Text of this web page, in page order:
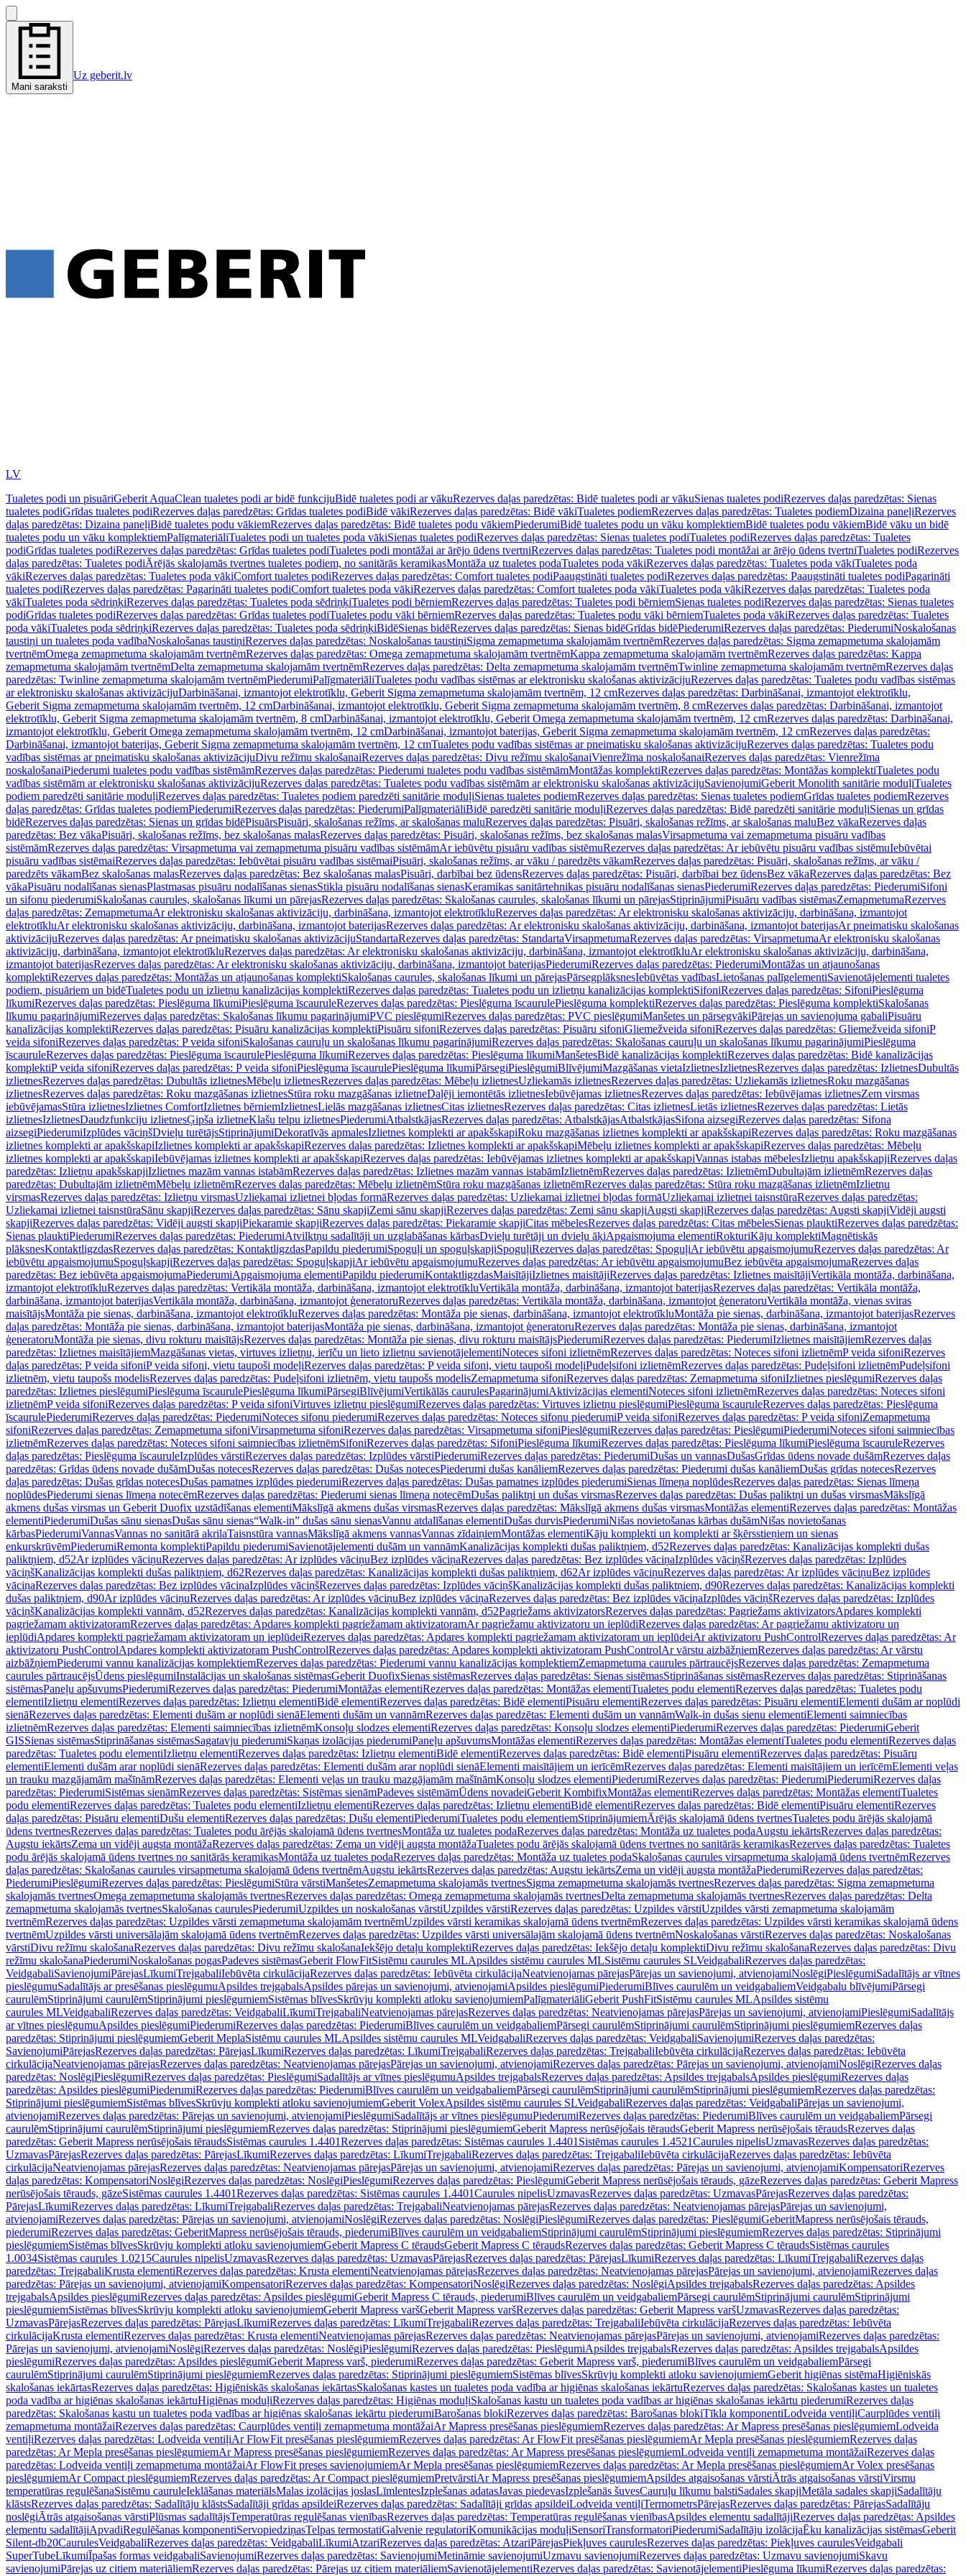
Mani saraksti
Uz geberit.lv
LV
Tualetes podi un pisuāriGeberit AquaClean tualetes podi ar bidē funkcijuBidē tualetes podi ar vākuRezerves daļas paredzētas: Bidē tualetes podi ar vākuSienas tualetes podiRezerves daļas paredzētas: Sienas
tualetes podiGrīdas tualetes podiRezerves daļas paredzētas: Grīdas tualetes podiBidē vākiRezerves daļas paredzētas: Bidē vākiTualetes podiemRezerves daļas paredzētas: Tualetes podiemDizaina paneļiRezerves
daļas paredzētas: Dizaina paneļiBidē tualetes podu vākiemRezerves daļas paredzētas: Bidē tualetes podu vākiemPiederumiBidē tualetes podu un vāku komplektiemBidē tualetes podu vākiemBidē vāku un bidē
tualetes podu un vāku komplektiemPalīgmateriāliTualetes podi un tualetes poda vākiSienas tualetes podiRezerves daļas paredzētas: Sienas tualetes podiTualetes podiRezerves daļas paredzētas: Tualetes
podiGrīdas tualetes podiRezerves daļas paredzētas: Grīdas tualetes podiTualetes podi montāžai ar ārējo ūdens tvertniRezerves daļas paredzētas: Tualetes podi montāžai ar ārējo ūdens tvertniTualetes podiRezerves
daļas paredzētas: Tualetes podiĀrējās skalojamās tvertnes tualetes podiem, no sanitārās keramikasMontāža uz tualetes podaTualetes poda vākiRezerves daļas paredzētas: Tualetes poda vākiTualetes poda
vākiRezerves daļas paredzētas: Tualetes poda vākiComfort tualetes podiRezerves daļas paredzētas: Comfort tualetes podiPaaugstināti tualetes podiRezerves daļas paredzētas: Paaugstināti tualetes podiPagarināti
tualetes podiRezerves daļas paredzētas: Pagarināti tualetes podiComfort tualetes poda vākiRezerves daļas paredzētas: Comfort tualetes poda vākiTualetes poda vākiRezerves daļas paredzētas: Tualetes poda
vākiTualetes poda sēdriņķiRezerves daļas paredzētas: Tualetes poda sēdriņķiTualetes podi bērniemRezerves daļas paredzētas: Tualetes podi bērniemSienas tualetes podiRezerves daļas paredzētas: Sienas tualetes
podiGrīdas tualetes podiRezerves daļas paredzētas: Grīdas tualetes podiTualetes podu vāki bērniemRezerves daļas paredzētas: Tualetes podu vāki bērniemTualetes poda vākiRezerves daļas paredzētas: Tualetes
poda vākiTualetes poda sēdriņķiRezerves daļas paredzētas: Tualetes poda sēdriņķiBidēSienas bidēRezerves daļas paredzētas: Sienas bidēGrīdas bidēPiederumiRezerves daļas paredzētas: PiederumiNoskalošanas
taustiņi un tualetes poda vadībaNoskalošanas taustiņiRezerves daļas paredzētas: Noskalošanas taustiņiSigma zemapmetuma skalojamām tvertnēmRezerves daļas paredzētas: Sigma zemapmetuma skalojamām
tvertnēmOmega zemapmetuma skalojamām tvertnēmRezerves daļas paredzētas: Omega zemapmetuma skalojamām tvertnēmKappa zemapmetuma skalojamām tvertnēmRezerves daļas paredzētas: Kappa
zemapmetuma skalojamām tvertnēmDelta zemapmetuma skalojamām tvertnēmRezerves daļas paredzētas: Delta zemapmetuma skalojamām tvertnēmTwinline zemapmetuma skalojamām tvertnēmRezerves daļas
paredzētas: Twinline zemapmetuma skalojamām tvertnēmPiederumiPalīgmateriāliTualetes podu vadības sistēmas ar elektronisku skalošanas aktivizācijuRezerves daļas paredzētas: Tualetes podu vadības sistēmas
ar elektronisku skalošanas aktivizācijuDarbināšanai, izmantojot elektrotīklu, Geberit Sigma zemapmetuma skalojamām tvertnēm, 12 cmRezerves daļas paredzētas: Darbināšanai, izmantojot elektrotīklu,
Geberit Sigma zemapmetuma skalojamām tvertnēm, 12 cmDarbināšanai, izmantojot elektrotīklu, Geberit Sigma zemapmetuma skalojamām tvertnēm, 8 cmRezerves daļas paredzētas: Darbināšanai, izmantojot
elektrotīklu, Geberit Sigma zemapmetuma skalojamām tvertnēm, 8 cmDarbināšanai, izmantojot elektrotīklu, Geberit Omega zemapmetuma skalojamām tvertnēm, 12 cmRezerves daļas paredzētas: Darbināšanai,
izmantojot elektrotīklu, Geberit Omega zemapmetuma skalojamām tvertnēm, 12 cmDarbināšanai, izmantojot baterijas, Geberit Sigma zemapmetuma skalojamām tvertnēm, 12 cmRezerves daļas paredzētas:
Darbināšanai, izmantojot baterijas, Geberit Sigma zemapmetuma skalojamām tvertnēm, 12 cmTualetes podu vadības sistēmas ar pneimatisku skalošanas aktivizācijuRezerves daļas paredzētas: Tualetes podu
vadības sistēmas ar pneimatisku skalošanas aktivizācijuDivu režīmu skalošanaiRezerves daļas paredzētas: Divu režīmu skalošanaiVienrežīma noskalošanaiRezerves daļas paredzētas: Vienrežīma
noskalošanaiPiederumi tualetes podu vadības sistēmāmRezerves daļas paredzētas: Piederumi tualetes podu vadības sistēmāmMontāžas komplektiRezerves daļas paredzētas: Montāžas komplektiTualetes podu
vadības sistēmām ar elektronisku skalošanas aktivizācijuRezerves daļas paredzētas: Tualetes podu vadības sistēmām ar elektronisku skalošanas aktivizācijuSavienojumiGeberit Monolith sanitārie moduļiTualetes
podiem paredzēti sanitārie moduļiRezerves daļas paredzētas: Tualetes podiem paredzēti sanitārie moduļiSienas tualetes podiemRezerves daļas paredzētas: Sienas tualetes podiemGrīdas tualetes podiemRezerves
daļas paredzētas: Grīdas tualetes podiemPiederumiRezerves daļas paredzētas: PiederumiPalīgmateriāliBidē paredzēti sanitārie moduļiRezerves daļas paredzētas: Bidē paredzēti sanitārie moduļiSienas un grīdas
bidēRezerves daļas paredzētas: Sienas un grīdas bidēPisuārsPisuāri, skalošanas režīms, ar skalošanas maluRezerves daļas paredzētas: Pisuāri, skalošanas režīms, ar skalošanas maluBez vākaRezerves daļas
paredzētas: Bez vākaPisuāri, skalošanas režīms, bez skalošanas malasRezerves daļas paredzētas: Pisuāri, skalošanas režīms, bez skalošanas malasVirsapmetuma vai zemapmetuma pisuāru vadības
sistēmāmRezerves daļas paredzētas: Virsapmetuma vai zemapmetuma pisuāru vadības sistēmāmAr iebūvētu pisuāru vadības sistēmuRezerves daļas paredzētas: Ar iebūvētu pisuāru vadības sistēmuIebūvētai
pisuāru vadības sistēmaiRezerves daļas paredzētas: Iebūvētai pisuāru vadības sistēmaiPisuāri, skalošanas režīms, ar vāku / paredzēts vākamRezerves daļas paredzētas: Pisuāri, skalošanas režīms, ar vāku /
paredzēts vākamBez skalošanas malasRezerves daļas paredzētas: Bez skalošanas malasPisuāri, darbībai bez ūdensRezerves daļas paredzētas: Pisuāri, darbībai bez ūdensBez vākaRezerves daļas paredzētas: Bez
vākaPisuāru nodalīšanas sienasPlastmasas pisuāru nodalīšanas sienasStikla pisuāru nodalīšanas sienasKeramikas sanitārtehnikas pisuāru nodalīšanas sienasPiederumiRezerves daļas paredzētas: PiederumiSifoni
un sifonu piederumiSkalošanas caurules, skalošanas līkumi un pārejasRezerves daļas paredzētas: Skalošanas caurules, skalošanas līkumi un pārejasStiprinājumiPisuāru vadības sistēmasZemapmetumaRezerves
daļas paredzētas: ZemapmetumaAr elektronisku skalošanas aktivizāciju, darbināšana, izmantojot elektrotīkluRezerves daļas paredzētas: Ar elektronisku skalošanas aktivizāciju, darbināšana, izmantojot
elektrotīkluAr elektronisku skalošanas aktivizāciju, darbināšana, izmantojot baterijasRezerves daļas paredzētas: Ar elektronisku skalošanas aktivizāciju, darbināšana, izmantojot baterijasAr pneimatisku skalošanas
aktivizācijuRezerves daļas paredzētas: Ar pneimatisku skalošanas aktivizācijuStandartaRezerves daļas paredzētas: StandartaVirsapmetumaRezerves daļas paredzētas: VirsapmetumaAr elektronisku skalošanas
aktivizāciju, darbināšana, izmantojot elektrotīkluRezerves daļas paredzētas: Ar elektronisku skalošanas aktivizāciju, darbināšana, izmantojot elektrotīkluAr elektronisku skalošanas aktivizāciju, darbināšana,
izmantojot baterijasRezerves daļas paredzētas: Ar elektronisku skalošanas aktivizāciju, darbināšana, izmantojot baterijasPiederumiRezerves daļas paredzētas: PiederumiMontāžas un atjaunošanas
komplektiRezerves daļas paredzētas: Montāžas un atjaunošanas komplektiSkalošanas caurules, skalošanas līkumi un pārejasPārsegplāksnesIebūvētas vadībasLietošanas palīgelementiSavienotājelementi tualetes
podiem, pisuāriem un bidēTualetes podu un izlietņu kanalizācijas komplektiRezerves daļas paredzētas: Tualetes podu un izlietņu kanalizācijas komplektiSifoniRezerves daļas paredzētas: SifoniPieslēguma
līkumiRezerves daļas paredzētas: Pieslēguma līkumiPieslēguma īscauruleRezerves daļas paredzētas: Pieslēguma īscaurulePieslēguma komplektiRezerves daļas paredzētas: Pieslēguma komplektiSkalošanas
līkumu pagarinājumiRezerves daļas paredzētas: Skalošanas līkumu pagarinājumiPVC pieslēgumiRezerves daļas paredzētas: PVC pieslēgumiManšetes un pārsegvākiPārejas un savienojuma gabaliPisuāru
kanalizācijas komplektiRezerves daļas paredzētas: Pisuāru kanalizācijas komplektiPisuāru sifoniRezerves daļas paredzētas: Pisuāru sifoniGliemežveida sifoniRezerves daļas paredzētas: Gliemežveida sifoniP
veida sifoniRezerves daļas paredzētas: P veida sifoniSkalošanas cauruļu un skalošanas līkumu pagarinājumiRezerves daļas paredzētas: Skalošanas cauruļu un skalošanas līkumu pagarinājumiPieslēguma
īscauruleRezerves daļas paredzētas: Pieslēguma īscaurulePieslēguma līkumiRezerves daļas paredzētas: Pieslēguma līkumiManšetesBidē kanalizācijas komplektiRezerves daļas paredzētas: Bidē kanalizācijas
komplektiP veida sifoniRezerves daļas paredzētas: P veida sifoniPieslēguma īscaurulePieslēguma līkumiPārsegiPieslēgumiBlīvējumiMazgāšanas vietaIzlietnesIzlietnesRezerves daļas paredzētas: IzlietnesDubultās
izlietnesRezerves daļas paredzētas: Dubultās izlietnesMēbeļu izlietnesRezerves daļas paredzētas: Mēbeļu izlietnesUzliekamās izlietnesRezerves daļas paredzētas: Uzliekamās izlietnesRoku mazgāšanas
izlietnesRezerves daļas paredzētas: Roku mazgāšanas izlietnesStūra roku mazgāšanas izlietneDaļēji iemontētās izlietnesIebūvējamas izlietnesRezerves daļas paredzētas: Iebūvējamas izlietnesZem virsmas
iebūvējamasStūra izlietnesIzlietnes ComfortIzlietnes bērniemIzlietnesLielās mazgāšanas izlietnesCitas izlietnesRezerves daļas paredzētas: Citas izlietnesLietās izlietnesRezerves daļas paredzētas: Lietās
izlietnesIzlietnesDaudzfunkciju izlietnesĢipša izlietneKlašu telpu izlietnesPiederumiAtbalstkājasRezerves daļas paredzētas: AtbalstkājasAtbalstkājasSifona aizsegiRezerves daļas paredzētas: Sifona
aizsegiPiederumiIzplūdes vāciņšDvieļu turētājsStiprinājumiDekoratīvās apmalesIzlietnes komplekti ar apakšskapiRoku mazgāšanas izlietnes komplekti ar apakšskapiRezerves daļas paredzētas: Roku mazgāšanas
izlietnes komplekti ar apakšskapiIzlietnes komplekti ar apakšskapiRezerves daļas paredzētas: Izlietnes komplekti ar apakšskapiMēbeļu izlietnes komplekti ar apakšskapiRezerves daļas paredzētas: Mēbeļu
izlietnes komplekti ar apakšskapiIebūvējamas izlietnes komplekti ar apakšskapiRezerves daļas paredzētas: Iebūvējamas izlietnes komplekti ar apakšskapiVannas istabas mēbelesIzlietņu apakšskapjiRezerves daļas
paredzētas: Izlietņu apakšskapjiIzlietnes mazām vannas istabāmRezerves daļas paredzētas: Izlietnes mazām vannas istabāmIzlietnēmRezerves daļas paredzētas: IzlietnēmDubultajām izlietnēmRezerves daļas
paredzētas: Dubultajām izlietnēmMēbeļu izlietnēmRezerves daļas paredzētas: Mēbeļu izlietnēmStūra roku mazgāšanas izlietnēmRezerves daļas paredzētas: Stūra roku mazgāšanas izlietnēmIzlietņu
virsmasRezerves daļas paredzētas: Izlietņu virsmasUzliekamai izlietnei bļodas formāRezerves daļas paredzētas: Uzliekamai izlietnei bļodas formāUzliekamai izlietnei taisnstūraRezerves daļas paredzētas:
Uzliekamai izlietnei taisnstūraSānu skapjiRezerves daļas paredzētas: Sānu skapjiZemi sānu skapjiRezerves daļas paredzētas: Zemi sānu skapjiAugsti skapjiRezerves daļas paredzētas: Augsti skapjiVidēji augsti
skapjiRezerves daļas paredzētas: Vidēji augsti skapjiPiekaramie skapjiRezerves daļas paredzētas: Piekaramie skapjiCitas mēbelesRezerves daļas paredzētas: Citas mēbelesSienas plauktiRezerves daļas paredzētas:
Sienas plauktiPiederumiRezerves daļas paredzētas: PiederumiAtvilktņu sadalītāji un uzglabāšanas kārbasDvieļu turētāji un dvieļu āķiApgaismojuma elementiRokturiKāju komplektiMagnētiskās
plāksnesKontaktligzdasRezerves daļas paredzētas: KontaktligzdasPapildu piederumiSpoguļi un spoguļskapjiSpoguļiRezerves daļas paredzētas: SpoguļiAr iebūvētu apgaismojumuRezerves daļas paredzētas: Ar
iebūvētu apgaismojumuSpoguļskapjiRezerves daļas paredzētas: SpoguļskapjiAr iebūvētu apgaismojumuRezerves daļas paredzētas: Ar iebūvētu apgaismojumuBez iebūvēta apgaismojumaRezerves daļas
paredzētas: Bez iebūvēta apgaismojumaPiederumiApgaismojuma elementiPapildu piederumiKontaktligzdasMaisītājiIzlietnes maisītājiRezerves daļas paredzētas: Izlietnes maisītājiVertikāla montāža, darbināšana,
izmantojot elektrotīkluRezerves daļas paredzētas: Vertikāla montāža, darbināšana, izmantojot elektrotīkluVertikāla montāža, darbināšana, izmantojot baterijasRezerves daļas paredzētas: Vertikāla montāža,
darbināšana, izmantojot baterijasVertikāla montāža, darbināšana, izmantojot ģeneratoruRezerves daļas paredzētas: Vertikāla montāža, darbināšana, izmantojot ģeneratoruVertikāla montāža, vienas sviras
maisītājsMontāža pie sienas, darbināšana, izmantojot elektrotīkluRezerves daļas paredzētas: Montāža pie sienas, darbināšana, izmantojot elektrotīkluMontāža pie sienas, darbināšana, izmantojot baterijasRezerves
daļas paredzētas: Montāža pie sienas, darbināšana, izmantojot baterijasMontāža pie sienas, darbināšana, izmantojot ģeneratoruRezerves daļas paredzētas: Montāža pie sienas, darbināšana, izmantojot
ģeneratoruMontāža pie sienas, divu rokturu maisītājsRezerves daļas paredzētas: Montāža pie sienas, divu rokturu maisītājsPiederumiRezerves daļas paredzētas: PiederumiIzlietnes maisītājiemRezerves daļas
paredzētas: Izlietnes maisītājiemMazgāšanas vietas, virtuves izlietņu, ierīču un lieto izlietņu savienotājelementiNoteces sifoni izlietnēmRezerves daļas paredzētas: Noteces sifoni izlietnēmP veida sifoniRezerves
daļas paredzētas: P veida sifoniP veida sifoni, vietu taupoši modeļiRezerves daļas paredzētas: P veida sifoni, vietu taupoši modeļiPudeļsifoni izlietnēmRezerves daļas paredzētas: Pudeļsifoni izlietnēmPudeļsifoni
izlietnēm, vietu taupošs modelisRezerves daļas paredzētas: Pudeļsifoni izlietnēm, vietu taupošs modelisZemapmetuma sifoniRezerves daļas paredzētas: Zemapmetuma sifoniIzlietnes pieslēgumiRezerves daļas
paredzētas: Izlietnes pieslēgumiPieslēguma īscaurulePieslēguma līkumiPārsegiBlīvējumiVertikālās caurulesPagarinājumiAktivizācijas elementiNoteces sifoni izlietnēmRezerves daļas paredzētas: Noteces sifoni
izlietnēmP veida sifoniRezerves daļas paredzētas: P veida sifoniVirtuves izlietņu pieslēgumiRezerves daļas paredzētas: Virtuves izlietņu pieslēgumiPieslēguma īscauruleRezerves daļas paredzētas: Pieslēguma
īscaurulePiederumiRezerves daļas paredzētas: PiederumiNoteces sifonu piederumiRezerves daļas paredzētas: Noteces sifonu piederumiP veida sifoniRezerves daļas paredzētas: P veida sifoniZemapmetuma
sifoniRezerves daļas paredzētas: Zemapmetuma sifoniVirsapmetuma sifoniRezerves daļas paredzētas: Virsapmetuma sifoniPieslēgumiRezerves daļas paredzētas: PieslēgumiPiederumiNoteces sifoni saimniecības
izlietnēmRezerves daļas paredzētas: Noteces sifoni saimniecības izlietnēmSifoniRezerves daļas paredzētas: SifoniPieslēguma līkumiRezerves daļas paredzētas: Pieslēguma līkumiPieslēguma īscauruleRezerves
daļas paredzētas: Pieslēguma īscauruleIzplūdes vārstiRezerves daļas paredzētas: Izplūdes vārstiPiederumiRezerves daļas paredzētas: PiederumiDušas un vannasDušasGrīdas ūdens novade dušāmRezerves daļas
paredzētas: Grīdas ūdens novade dušāmDušas notecesRezerves daļas paredzētas: Dušas notecesPiederumi dušas kanāliemRezerves daļas paredzētas: Piederumi dušas kanāliemDušas grīdas notecesRezerves
daļas paredzētas: Dušas grīdas notecesDušas pamatnes izplūdes piederumiRezerves daļas paredzētas: Dušas pamatnes izplūdes piederumiSienas līmeņa noplūdesRezerves daļas paredzētas: Sienas līmeņa
noplūdesPiederumi sienas līmeņa notecēmRezerves daļas paredzētas: Piederumi sienas līmeņa notecēmDušas paliktņi un dušas virsmasRezerves daļas paredzētas: Dušas paliktņi un dušas virsmasMākslīgā
akmens dušas virsmas un Geberit Duofix uzstādīšanas elementiMākslīgā akmens dušas virsmasRezerves daļas paredzētas: Mākslīgā akmens dušas virsmasMontāžas elementiRezerves daļas paredzētas: Montāžas
elementiPiederumiDušas sānu sienasDušas sānu sienas“Walk-in” dušas sānu sienasVannu atdalīšanas elementiDušas durvisPiederumiNišas novietošanas kārbas dušāmNišas novietošanas
kārbasPiederumiVannasVannas no sanitārā akrilaTaisnstūra vannasMākslīgā akmens vannasVannas zīdaiņiemMontāžas elementiKāju komplekti un komplekti ar šķērsstieņiem un sienas
enkurskrūvēmPiederumiRemonta komplektiPapildu piederumiSavienotājelementi dušām un vannāmKanalizācijas komplekti dušas paliktņiem, d52Rezerves daļas paredzētas: Kanalizācijas komplekti dušas
paliktņiem, d52Ar izplūdes vāciņuRezerves daļas paredzētas: Ar izplūdes vāciņuBez izplūdes vāciņaRezerves daļas paredzētas: Bez izplūdes vāciņaIzplūdes vāciņšRezerves daļas paredzētas: Izplūdes
vāciņšKanalizācijas komplekti dušas paliktņiem, d62Rezerves daļas paredzētas: Kanalizācijas komplekti dušas paliktņiem, d62Ar izplūdes vāciņuRezerves daļas paredzētas: Ar izplūdes vāciņuBez izplūdes
vāciņaRezerves daļas paredzētas: Bez izplūdes vāciņaIzplūdes vāciņšRezerves daļas paredzētas: Izplūdes vāciņšKanalizācijas komplekti dušas paliktņiem, d90Rezerves daļas paredzētas: Kanalizācijas komplekti
dušas paliktņiem, d90Ar izplūdes vāciņuRezerves daļas paredzētas: Ar izplūdes vāciņuBez izplūdes vāciņaRezerves daļas paredzētas: Bez izplūdes vāciņaIzplūdes vāciņšRezerves daļas paredzētas: Izplūdes
vāciņšKanalizācijas komplekti vannām, d52Rezerves daļas paredzētas: Kanalizācijas komplekti vannām, d52Pagriežams aktivizatorsRezerves daļas paredzētas: Pagriežams aktivizatorsApdares komplekti
pagriežamam aktivizatoramRezerves daļas paredzētas: Apdares komplekti pagriežamam aktivizatoramAr pagriežamu aktivizatoru un ieplūdiRezerves daļas paredzētas: Ar pagriežamu aktivizatoru un
ieplūdiApdares komplekti pagriežamam aktivizatoram un ieplūdeiRezerves daļas paredzētas: Apdares komplekti pagriežamam aktivizatoram un ieplūdeiAr aktivizatoru PushControlRezerves daļas paredzētas: Ar
aktivizatoru PushControlApdares komplekti aktivizatoram PushControlRezerves daļas paredzētas: Apdares komplekti aktivizatoram PushControlAr vārstu aizbāžņiemRezerves daļas paredzētas: Ar vārstu
aizbāžņiemPiederumi vannu kanalizācijas komplektiemRezerves daļas paredzētas: Piederumi vannu kanalizācijas komplektiemZemapmetuma caurules pārtraucējsRezerves daļas paredzētas: Zemapmetuma
caurules pārtraucējsŪdens pieslēgumiInstalācijas un skalošanas sistēmasGeberit DuofixSienas sistēmasRezerves daļas paredzētas: Sienas sistēmasStiprināšanas sistēmasRezerves daļas paredzētas: Stiprināšanas
sistēmasPaneļu apšuvumsPiederumiRezerves daļas paredzētas: PiederumiMontāžas elementiRezerves daļas paredzētas: Montāžas elementiTualetes podu elementiRezerves daļas paredzētas: Tualetes podu
elementiIzlietņu elementiRezerves daļas paredzētas: Izlietņu elementiBidē elementiRezerves daļas paredzētas: Bidē elementiPisuāru elementiRezerves daļas paredzētas: Pisuāru elementiElementi dušām ar noplūdi
sienāRezerves daļas paredzētas: Elementi dušām ar noplūdi sienāElementi dušām un vannāmRezerves daļas paredzētas: Elementi dušām un vannāmWalk-in dušas sienu elementiElementi saimniecības
izlietnēmRezerves daļas paredzētas: Elementi saimniecības izlietnēmKonsoļu slodzes elementiRezerves daļas paredzētas: Konsoļu slodzes elementiPiederumiRezerves daļas paredzētas: PiederumiGeberit
GISSienas sistēmasStiprināšanas sistēmasSagatavju piederumiSkaņas izolācijas piederumiPaneļu apšuvumsMontāžas elementiRezerves daļas paredzētas: Montāžas elementiTualetes podu elementiRezerves daļas
paredzētas: Tualetes podu elementiIzlietņu elementiRezerves daļas paredzētas: Izlietņu elementiBidē elementiRezerves daļas paredzētas: Bidē elementiPisuāru elementiRezerves daļas paredzētas: Pisuāru
elementiElementi dušām arar noplūdi sienāRezerves daļas paredzētas: Elementi dušām arar noplūdi sienāElementi maisītājiem un ierīcēmRezerves daļas paredzētas: Elementi maisītājiem un ierīcēmElementi veļas
un trauku mazgājamām mašīnāmRezerves daļas paredzētas: Elementi veļas un trauku mazgājamām mašīnāmKonsoļu slodzes elementiPiederumiRezerves daļas paredzētas: PiederumiPiederumiRezerves daļas
paredzētas: PiederumiSistēmas sienāmRezerves daļas paredzētas: Sistēmas sienāmPadeves sistēmāmŪdens novadeiGeberit KombifixMontāžas elementiRezerves daļas paredzētas: Montāžas elementiTualetes
podu elementiRezerves daļas paredzētas: Tualetes podu elementiIzlietņu elementiRezerves daļas paredzētas: Izlietņu elementiBidē elementiRezerves daļas paredzētas: Bidē elementiPisuāru elementiRezerves
daļas paredzētas: Pisuāru elementiDušu elementiRezerves daļas paredzētas: Dušu elementiPiederumiTualetes podu elementiemStiprinājumiemĀrējās skalojamā ūdens tvertnesTualetes podu ārējās skalojamā
ūdens tvertnesRezerves daļas paredzētas: Tualetes podu ārējās skalojamā ūdens tvertnesMontāža uz tualetes podaRezerves daļas paredzētas: Montāža uz tualetes podaAugstu iekārtsRezerves daļas paredzētas:
Augstu iekārtsZema un vidēji augsta montāžaRezerves daļas paredzētas: Zema un vidēji augsta montāžaTualetes podu ārējās skalojamā ūdens tvertnes no sanitārās keramikasRezerves daļas paredzētas: Tualetes
podu ārējās skalojamā ūdens tvertnes no sanitārās keramikasMontāža uz tualetes podaRezerves daļas paredzētas: Montāža uz tualetes podaSkalošanas caurules virsapmetuma skalojamā ūdens tvertnēmRezerves
daļas paredzētas: Skalošanas caurules virsapmetuma skalojamā ūdens tvertnēmAugstu iekārtsRezerves daļas paredzētas: Augstu iekārtsZema un vidēji augsta montāžaPiederumiRezerves daļas paredzētas:
PiederumiPieslēgumiRezerves daļas paredzētas: PieslēgumiStūra vārstiManšetesZemapmetuma skalojamās tvertnesSigma zemapmetuma skalojamās tvertnesRezerves daļas paredzētas: Sigma zemapmetuma
skalojamās tvertnesOmega zemapmetuma skalojamās tvertnesRezerves daļas paredzētas: Omega zemapmetuma skalojamās tvertnesDelta zemapmetuma skalojamās tvertnesRezerves daļas paredzētas: Delta
zemapmetuma skalojamās tvertnesSkalošanas caurulesPiederumiUzpildes un noskalošanas vārstiUzpildes vārstiRezerves daļas paredzētas: Uzpildes vārstiUzpildes vārsti zemapmetuma skalojamām
tvertnēmRezerves daļas paredzētas: Uzpildes vārsti zemapmetuma skalojamām tvertnēmUzpildes vārsti keramikas skalojamā ūdens tvertnēmRezerves daļas paredzētas: Uzpildes vārsti keramikas skalojamā ūdens
tvertnēmUzpildes vārsti universālajām skalojamā ūdens tvertnēmRezerves daļas paredzētas: Uzpildes vārsti universālajām skalojamā ūdens tvertnēmNoskalošanas vārstiRezerves daļas paredzētas: Noskalošanas
vārstiDivu režīmu skalošanaRezerves daļas paredzētas: Divu režīmu skalošanaIekšējo detaļu komplektiRezerves daļas paredzētas: Iekšējo detaļu komplektiDivu režīmu skalošanaRezerves daļas paredzētas: Divu
režīmu skalošanaPiederumiNoskalošanas pogasPadeves sistēmasGeberit FlowFitSistēmu caurules MLApsildes sistēmu caurules MLSistēmu caurules SLVeidgabaliRezerves daļas paredzētas:
VeidgabaliSavienojumiPārejasLīkumiTrejgabaliIebūvēta cirkulācijaRezerves daļas paredzētas: Iebūvēta cirkulācijaNeatvienojamas pārejasPārejas un savienojumi, atvienojamiNoslēgiPieslēgumiSadalītājs ar vītnes
pieslēgumuSadalītājs ar presēšanas pieslēgumuApsildes trejgabalsApsildes pārejas un savienojumi, atvienojamiApsildes pieslēgumiPiederumiBlīves caurulēm un veidgabaliemVeidgabalu blīvējumiPārsegi
caurulēmStiprinājumi caurulēmStiprinājumi pieslēgumiemSistēmas blīvesSkrūvju komplekti atloku savienojumiemPalīgmateriāliGeberit PushFitSistēmu caurules MLApsildes sistēmu
caurules MLVeidgabaliRezerves daļas paredzētas: VeidgabaliLīkumiTrejgabaliNeatvienojamas pārejasRezerves daļas paredzētas: Neatvienojamas pārejasPārejas un savienojumi, atvienojamiPieslēgumiSadalītājs
ar vītnes pieslēgumuApsildes pieslēgumiPiederumiRezerves daļas paredzētas: PiederumiBlīves caurulēm un veidgabaliemPārsegi caurulēmStiprinājumi caurulēmStiprinājumi pieslēgumiemRezerves daļas
paredzētas: Stiprinājumi pieslēgumiemGeberit MeplaSistēmu caurules MLApsildes sistēmu caurules MLVeidgabaliRezerves daļas paredzētas: VeidgabaliSavienojumiRezerves daļas paredzētas:
SavienojumiPārejasRezerves daļas paredzētas: PārejasLīkumiRezerves daļas paredzētas: LīkumiTrejgabaliRezerves daļas paredzētas: TrejgabaliIebūvēta cirkulācijaRezerves daļas paredzētas: Iebūvēta
cirkulācijaNeatvienojamas pārejasRezerves daļas paredzētas: Neatvienojamas pārejasPārejas un savienojumi, atvienojamiRezerves daļas paredzētas: Pārejas un savienojumi, atvienojamiNoslēgiRezerves daļas
paredzētas: NoslēgiPieslēgumiRezerves daļas paredzētas: PieslēgumiSadalītājs ar vītnes pieslēgumuApsildes trejgabalsRezerves daļas paredzētas: Apsildes trejgabalsApsildes pieslēgumiRezerves daļas
paredzētas: Apsildes pieslēgumiPiederumiRezerves daļas paredzētas: PiederumiBlīves caurulēm un veidgabaliemPārsegi caurulēmStiprinājumi caurulēmStiprinājumi pieslēgumiemRezerves daļas paredzētas:
Stiprinājumi pieslēgumiemSistēmas blīvesSkrūvju komplekti atloku savienojumiemGeberit VolexApsildes sistēmu caurules SLVeidgabaliRezerves daļas paredzētas: VeidgabaliPārejas un savienojumi,
atvienojamiRezerves daļas paredzētas: Pārejas un savienojumi, atvienojamiPieslēgumiSadalītājs ar vītnes pieslēgumuPiederumiRezerves daļas paredzētas: PiederumiBlīves caurulēm un veidgabaliemPārsegi
caurulēmStiprinājumi caurulēmStiprinājumi pieslēgumiemRezerves daļas paredzētas: Stiprinājumi pieslēgumiemGeberit Mapress nerūsējošais tēraudsGeberit Mapress nerūsējošais tēraudsRezerves daļas
paredzētas: Geberit Mapress nerūsējošais tēraudsSistēmas caurules 1.4401Rezerves daļas paredzētas: Sistēmas caurules 1.4401 Sistēmas caurules 1.4521Caurules nipelisUzmavasRezerves daļas paredzētas:
UzmavasPārejasRezerves daļas paredzētas: PārejasLīkumiRezerves daļas paredzētas: LīkumiTrejgabaliRezerves daļas paredzētas: TrejgabaliIebūvēta cirkulācijaRezerves daļas paredzētas: Iebūvēta
cirkulācijaNeatvienojamas pārejasRezerves daļas paredzētas: Neatvienojamas pārejasPārejas un savienojumi, atvienojamiRezerves daļas paredzētas: Pārejas un savienojumi, atvienojamiKompensatoriRezerves
daļas paredzētas: KompensatoriNoslēgiRezerves daļas paredzētas: NoslēgiPieslēgumiRezerves daļas paredzētas: PieslēgumiGeberit Mapress nerūsējošais tērauds, gāzeRezerves daļas paredzētas: Geberit Mapress
nerūsējošais tērauds, gāzeSistēmas caurules 1.4401Rezerves daļas paredzētas: Sistēmas caurules 1.4401Caurules nipelisUzmavasRezerves daļas paredzētas: UzmavasPārejasRezerves daļas paredzētas:
PārejasLīkumiRezerves daļas paredzētas: LīkumiTrejgabaliRezerves daļas paredzētas: TrejgabaliNeatvienojamas pārejasRezerves daļas paredzētas: Neatvienojamas pārejasPārejas un savienojumi,
atvienojamiRezerves daļas paredzētas: Pārejas un savienojumi, atvienojamiNoslēgiRezerves daļas paredzētas: NoslēgiPieslēgumiRezerves daļas paredzētas: PieslēgumiGeberitMapress nerūsējošais tērauds,
piederumiRezerves daļas paredzētas: GeberitMapress nerūsējošais tērauds, piederumiBlīves caurulēm un veidgabaliemStiprinājumi caurulēmStiprinājumi pieslēgumiemRezerves daļas paredzētas: Stiprinājumi
pieslēgumiemSistēmas blīvesSkrūvju komplekti atloku savienojumiemGeberit Mapress C tēraudsGeberit Mapress C tēraudsRezerves daļas paredzētas: Geberit Mapress C tēraudsSistēmas caurules
1.0034Sistēmas caurules 1.0215Caurules nipelisUzmavasRezerves daļas paredzētas: UzmavasPārejasRezerves daļas paredzētas: PārejasLīkumiRezerves daļas paredzētas: LīkumiTrejgabaliRezerves daļas
paredzētas: TrejgabaliKrusta elementiRezerves daļas paredzētas: Krusta elementiNeatvienojamas pārejasRezerves daļas paredzētas: Neatvienojamas pārejasPārejas un savienojumi, atvienojamiRezerves daļas
paredzētas: Pārejas un savienojumi, atvienojamiKompensatoriRezerves daļas paredzētas: KompensatoriNoslēgiRezerves daļas paredzētas: NoslēgiApsildes trejgabalsRezerves daļas paredzētas: Apsildes
trejgabalsApsildes pieslēgumiRezerves daļas paredzētas: Apsildes pieslēgumiGeberit Mapress C tērauds, piederumiBlīves caurulēm un veidgabaliemPārsegi caurulēmStiprinājumi caurulēmStiprinājumi
pieslēgumiemSistēmas blīvesSkrūvju komplekti atloku savienojumiemGeberit Mapress varšGeberit Mapress varšRezerves daļas paredzētas: Geberit Mapress varšUzmavasRezerves daļas paredzētas:
UzmavasPārejasRezerves daļas paredzētas: PārejasLīkumiRezerves daļas paredzētas: LīkumiTrejgabaliRezerves daļas paredzētas: TrejgabaliIebūvēta cirkulācijaRezerves daļas paredzētas: Iebūvēta
cirkulācijaKrusta elementiRezerves daļas paredzētas: Krusta elementiNeatvienojamas pārejasRezerves daļas paredzētas: Neatvienojamas pārejasPārejas un savienojumi, atvienojamiRezerves daļas paredzētas:
Pārejas un savienojumi, atvienojamiNoslēgiRezerves daļas paredzētas: NoslēgiPieslēgumiRezerves daļas paredzētas: PieslēgumiApsildes trejgabalsRezerves daļas paredzētas: Apsildes trejgabalsApsildes
pieslēgumiRezerves daļas paredzētas: Apsildes pieslēgumiGeberit Mapress varš, piederumiRezerves daļas paredzētas: Geberit Mapress varš, piederumiBlīves caurulēm un veidgabaliemPārsegi
caurulēmStiprinājumi caurulēmStiprinājumi pieslēgumiemRezerves daļas paredzētas: Stiprinājumi pieslēgumiemSistēmas blīvesSkrūvju komplekti atloku savienojumiemGeberit higiēnas sistēmaHigiēniskās
skalošanas iekārtasRezerves daļas paredzētas: Higiēniskās skalošanas iekārtasSkalošanas kastes un tualetes poda vadība ar higiēnas skalošanas iekārtuRezerves daļas paredzētas: Skalošanas kastes un tualetes
poda vadība ar higiēnas skalošanas iekārtuHigiēnas moduļiRezerves daļas paredzētas: Higiēnas moduļiSkalošanas kastu un tualetes poda vadības ar higiēnas skalošanas iekārtu piederumiRezerves daļas
paredzētas: Skalošanas kastu un tualetes poda vadības ar higiēnas skalošanas iekārtu piederumiBarošanas blokiRezerves daļas paredzētas: Barošanas blokiTīkla komponentiLodveida ventiļiCaurplūdes ventiļi
zemapmetuma montāžaiRezerves daļas paredzētas: Caurplūdes ventiļi zemapmetuma montāžaiAr Mapress presēšanas pieslēgumiemRezerves daļas paredzētas: Ar Mapress presēšanas pieslēgumiemLodveida
ventiļiRezerves daļas paredzētas: Lodveida ventiļiAr FlowFit presēšanas pieslēgumiemRezerves daļas paredzētas: Ar FlowFit presēšanas pieslēgumiemAr Mepla presēšanas pieslēgumiemRezerves daļas
paredzētas: Ar Mepla presēšanas pieslēgumiemAr Mapress presēšanas pieslēgumiemRezerves daļas paredzētas: Ar Mapress presēšanas pieslēgumiemLodveida ventiļi zemapmetuma montāžaiRezerves daļas
paredzētas: Lodveida ventiļi zemapmetuma montāžaiAr FlowFit preses savienojumiemAr Mepla presēšanas pieslēgumiemRezerves daļas paredzētas: Ar Mepla presēšanas pieslēgumiemAr Volex presēšanas
pieslēgumiemAr Compact pieslēgumiemRezerves daļas paredzētas: Ar Compact pieslēgumiemPretvārstiAr Mapress presēšanas pieslēgumiemApsildes atgaisošanas vārstiĀtrās atgaisošanas vārstiVirsmu
temperatūras regulēšanaSistēmu cauruleIeklāšanas materiālsMalas izolācijas joslasLīmlentesIzplešanas adatasJavas piedevasIzplešanās šuvesCauruļu līkumu balstiSadales skapjiMetāla sadales skapjiSadalītāju
klāstsRezerves daļas paredzētas: Sadalītāju klāstsSadalītāji grīdas apsildeiRezerves daļas paredzētas: Sadalītāji grīdas apsildeiLodveida ventiļiTermometrsPārejasRezerves daļas paredzētas: PārejasSadalītāju
noslēgiĀtrās atgaisošanas vārstiPlūsmas sadalītājsTemperatūras regulēšanas vienībasRezerves daļas paredzētas: Temperatūras regulēšanas vienībasApsildes elementu sadalītājiRezerves daļas paredzētas: Apsildes
elementu sadalītājiApvadiRegulēšanas komponentiServopiedziņasTelpas termostatiGalvenie regulatoriKomunikācijas moduļiSensoriTransformatoriPiederumiSadalītāju izolācijaĒku kanalizācijas sistēmasGeberit
Silent-db20CaurulesVeidgabaliRezerves daļas paredzētas: VeidgabaliLīkumiAtzariRezerves daļas paredzētas: AtzariPārejasPiekļuves caurulesRezerves daļas paredzētas: Piekļuves caurulesVeidgabali
SuperTubeLīkumiĪpašas formas veidgabaliSavienojumiRezerves daļas paredzētas: SavienojumiMetināmie savienojumiUzmavu savienojumiRezerves daļas paredzētas: Uzmavu savienojumiSkavu
savienojumiPārejas uz citiem materiāliemRezerves daļas paredzētas: Pārejas uz citiem materiāliemSavienotājelementiRezerves daļas paredzētas: SavienotājelementiPieslēguma līkumiRezerves daļas paredzētas: